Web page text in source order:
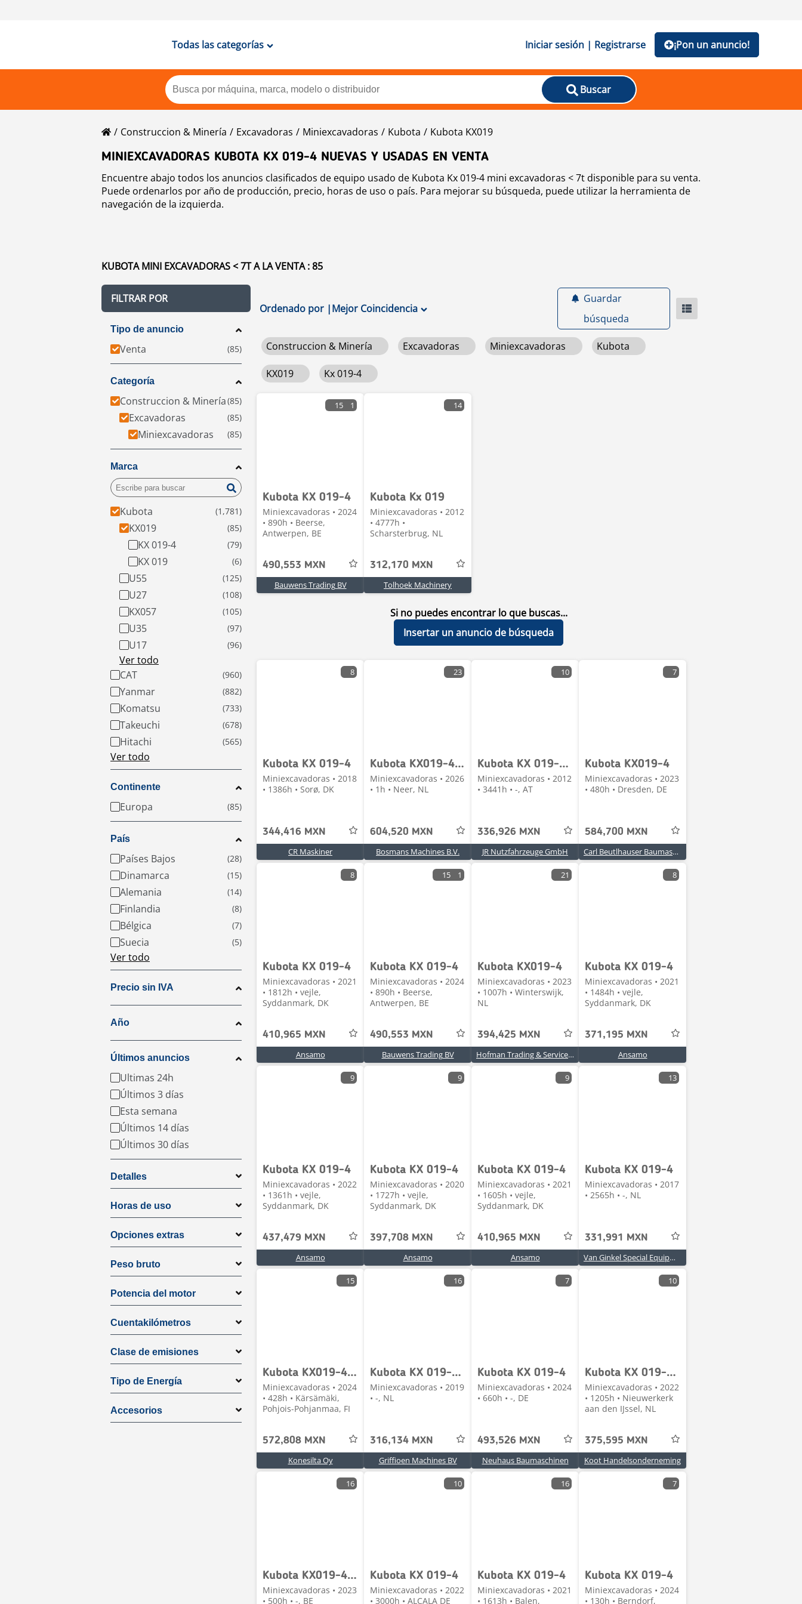
Todas las categorías Iniciar sesión | Registrarse ¡Pon un anuncio!
Buscar
Construccion & Minería Excavadoras Miniexcavadoras Kubota
Kubota KX019
MINIEXCAVADORAS KUBOTA KX 019-4 NUEVAS Y USADAS EN VENTA
Encuentre abajo todos los anuncios clasificados de equipo usado de Kubota Kx 019-4 mini excavadoras < 7t disponible para su venta.
Puede ordenarlos por año de producción, precio, horas de uso o país. Para mejorar su búsqueda, puede utilizar la herramienta de
navegación de la izquierda.
KUBOTA MINI EXCAVADORAS < 7T A LA VENTA : 85
FILTRAR POR
Tipo de anuncio
Venta
Categoría
Construccion & Minería
Excavadoras
Miniexcavadoras
Marca
Kubota
KX019
KX 019-4
KX 019
U55
U27
KX057
U35
U17
Ver todo
CAT
Yanmar
Komatsu
Takeuchi
Hitachi
Ver todo
Continente
Europa
País
Países Bajos
Dinamarca
Alemania
Finlandia
Bélgica
Suecia
Ver todo
Precio sin IVA
Año
Últimos anuncios
Ultimas 24h
Últimos 3 días
Esta semana
Últimos 14 días
Últimos 30 días
Detalles
Horas de uso
Opciones extras
Peso bruto
Potencia del motor
Cuentakilómetros
Clase de emisiones
Tipo de Energía
Accesorios
Ordenado por |Mejor Coincidencia
Guardar
búsqueda
Construccion & Minería Excavadoras Miniexcavadoras Kubota
KX019 Kx 019-4
15 1
Kubota KX 019-4
Miniexcavadoras • 2024
• 890h • Beerse,
Antwerpen, BE
490,553 MXN
Bauwens Trading BV
14
Kubota Kx 019
Miniexcavadoras • 2012
• 4777h •
Scharsterbrug, NL
312,170 MXN
Tolhoek Machinery
Si no puedes encontrar lo que buscas...
Insertar un anuncio de búsqueda
8
Kubota KX 019-4
Miniexcavadoras • 2018
• 1386h • Sorø, DK
344,416 MXN
CR Maskiner
23
Kubota KX019-4 HI minigraver NIEUW €445 LEASE
Miniexcavadoras • 2026
• 1h • Neer, NL
604,520 MXN
Bosmans Machines B.V.
10
Kubota KX 019-4 (1,9 Ton.) mechan. Schnellwechsler + Löff
Miniexcavadoras • 2012
• 3441h • -, AT
336,926 MXN
JR Nutzfahrzeuge GmbH
7
Kubota KX019-4
Miniexcavadoras • 2023
• 480h • Dresden, DE
584,700 MXN
Carl Beutlhauser Baumaschinen GmbH
8
Kubota KX 019-4
Miniexcavadoras • 2021
• 1812h • vejle,
Syddanmark, DK
410,965 MXN
Ansamo
15 1
Kubota KX 019-4
Miniexcavadoras • 2024
• 890h • Beerse,
Antwerpen, BE
490,553 MXN
Bauwens Trading BV
21
Kubota KX019-4
Miniexcavadoras • 2023
• 1007h • Winterswijk,
NL
394,425 MXN
Hofman Trading & Service B.V.
8
Kubota KX 019-4
Miniexcavadoras • 2021
• 1484h • vejle,
Syddanmark, DK
371,195 MXN
Ansamo
9
Kubota KX 019-4
Miniexcavadoras • 2022
• 1361h • vejle,
Syddanmark, DK
437,479 MXN
Ansamo
9
Kubota KX 019-4
Miniexcavadoras • 2020
• 1727h • vejle,
Syddanmark, DK
397,708 MXN
Ansamo
9
Kubota KX 019-4
Miniexcavadoras • 2021
• 1605h • vejle,
Syddanmark, DK
410,965 MXN
Ansamo
13
Kubota KX 019-4
Miniexcavadoras • 2017
• 2565h • -, NL
331,991 MXN
Van Ginkel Special Equipment B.V.
15
Kubota KX019-4 KALLISTAJALLA, PIENET TUNNIT
Miniexcavadoras • 2024
• 428h • Kärsämäki,
Pohjois-Pohjanmaa, FI
572,808 MXN
Konesilta Oy
16
Kubota KX 019-4 minigraver | 2 bakken | 2100u
Miniexcavadoras • 2019
• -, NL
316,134 MXN
Griffioen Machines BV
7
Kubota KX 019-4
Miniexcavadoras • 2024
• 660h • -, DE
493,526 MXN
Neuhaus Baumaschinen
10
Kubota KX 019-4 (1205)Hours 5xon Stock!!
Miniexcavadoras • 2022
• 1205h • Nieuwerkerk
aan den IJssel, NL
375,595 MXN
Koot Handelsonderneming
16
Kubota KX019-4 (8684)
Miniexcavadoras • 2023
• 500h • -, BE
10
Kubota KX 019-4
Miniexcavadoras • 2022
• 3000h • ALCALA DE
16
Kubota KX 019-4
Miniexcavadoras • 2021
• 1613h • Balen,
7
Kubota KX 019-4
Miniexcavadoras • 2024
• 130h • Berndorf,